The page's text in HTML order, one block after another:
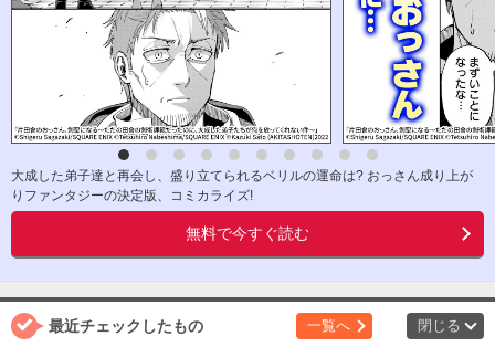
大成した弟子達と再会し、盛り立てられるベリルの運命は? おっさん成り上が
りファンタジーの決定版、コミカライズ!
無料で今すぐ読む
最近チェックしたもの 一覧へ 閉じる